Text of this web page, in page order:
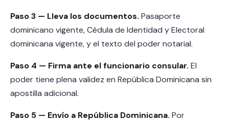
Paso 3 — Lleva los documentos. Pasaporte
dominicano vigente, Cédula de Identidad y Electoral
dominicana vigente, y el texto del poder notarial.
Paso 4 — Firma ante el funcionario consular. El
poder tiene plena validez en República Dominicana sin
apostilla adicional.
Paso 5 — Envío a República Dominicana. Por